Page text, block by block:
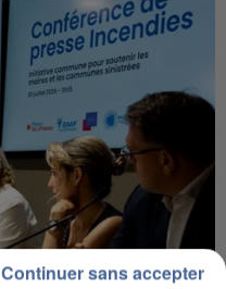
Continuer sans accepter